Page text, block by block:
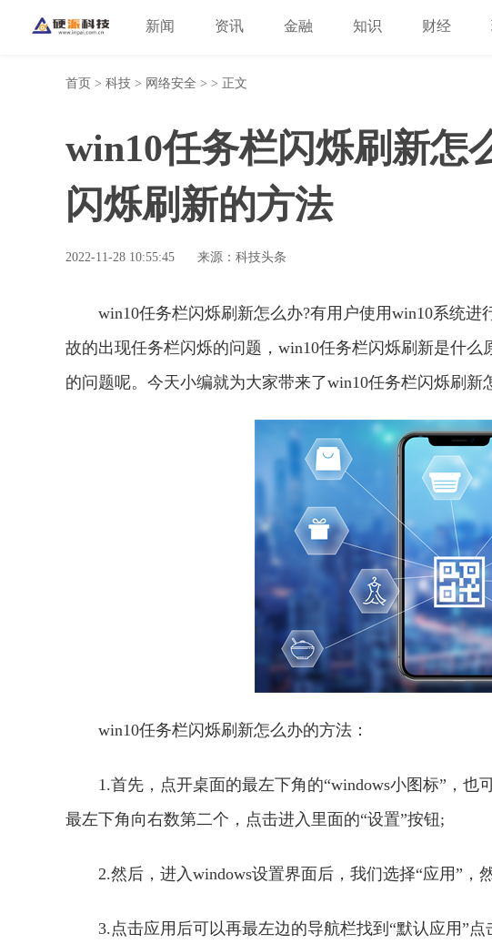
新闻 资讯 金融 知识 财经
首页 > 科技 > 网络安全 > > 正文
win10任务栏闪烁刷新怎
闪烁刷新的方法
2022-11-28 10:55:45 来源：科技头条
win10任务栏闪烁刷新怎么办?有用户使用win10系统
故的出现任务栏闪烁的问题，win10任务栏闪烁刷新是什
的问题呢。今天小编就为大家带来了win10任务栏闪烁刷新
win10任务栏闪烁刷新怎么办的方法：
1.首先，点开桌面的最左下角的“windows小图标”，
最左下角向右数第二个，点击进入里面的“设置”按钮;
2.然后，进入windows设置界面后，我们选择“应用”，
3.点击应用后可以再最左边的导航栏找到“默认应用”